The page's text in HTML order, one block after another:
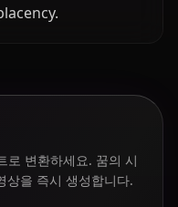
로 변환하세요. 꿈의 시
상을 즉시 생성합니다.